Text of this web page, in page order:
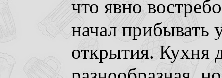
что явно
начал прибывать
открытия. Кухня